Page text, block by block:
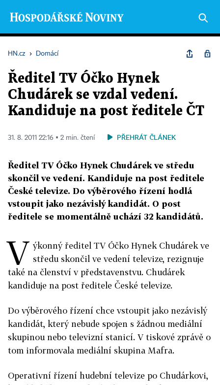
HN.cz › Domácí
Ředitel TV Óčko Hynek
Chudárek se vzdal vedení.
Kandiduje na post ředitele ČT
31. 8. 2011 22:16 ▪ 2 min. čtení PŘEHRÁT ČLÁNEK
Ředitel TV Óčko Hynek Chudárek ve středu
skončil ve vedení. Kandiduje na post ředitele
České televize. Do výběrového řízení hodlá
vstoupit jako nezávislý kandidát. O post
ředitele se momentálně uchází 32 kandidátů.
V ýkonný ředitel TV Óčko Hynek Chudárek ve
středu skončil ve vedení televize, rezignuje
také na členství v představenstvu. Chudárek
kandiduje na post ředitele České televize.
Do výběrového řízení chce vstoupit jako nezávislý
kandidát, který nebude spojen s žádnou mediální
skupinou nebo televizní stanicí. V tiskové zprávě o
tom informovala mediální skupina Mafra.
Operativní řízení hudební televize po Chudárkovi,